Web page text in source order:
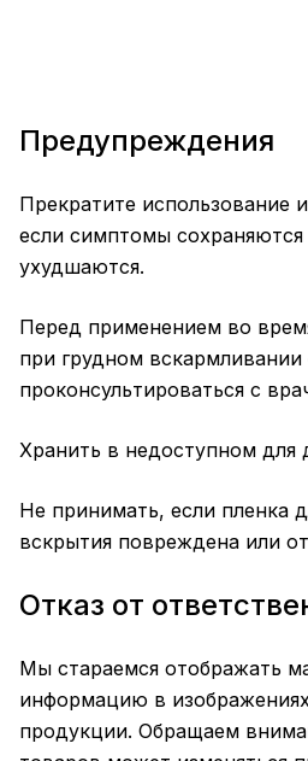
Предупреждения
Прекратите использование
если симптомы
ухудшаются.
Перед применением во
при грудном вскармливании
проконсультироваться с
Хранить в недоступном для
Не принимать, если пленка
вскрытия повреждена или
Отказ от
Мы стараемся отображать
информацию в
продукции. Обращаем